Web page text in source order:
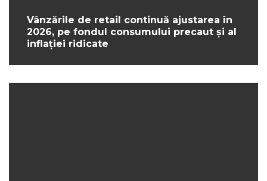
Vânzările de retail continuă ajustarea în
2026, pe fondul consumului precaut și al
inflației ridicate